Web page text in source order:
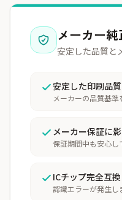
メーカー純
安定した品質と
安定した印刷品質
メーカーの品質基
メーカー保証に
保証期間中も安心し
ICチップ完全互換
認識エラーが発生し